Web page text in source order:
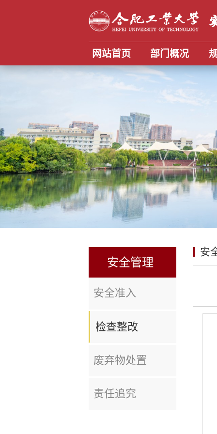
网站首页 部门概况
安全管理
安全准入
检查整改
废弃物处置
责任追究
安